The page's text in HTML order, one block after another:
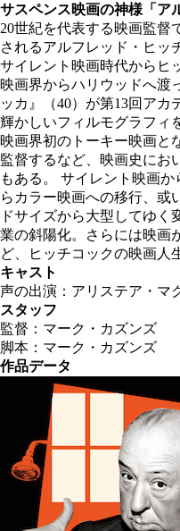
サスペンス映画の神様「ア
20世紀を代表する映画監督
されるアルフレッド・ヒッ
サイレント映画時代からヒ
映画界からハリウッドへ渡
ッカ』（40）が第13回アカ
輝かしいフィルモグラフィ
映画界初のトーキー映画と
監督するなど、映画史にお
もある。 サイレント映画
らカラー映画への移行、或
ドサイズから大型してゆ
業の斜陽化。さらには映画
ど、ヒッチコックの映画人
キャスト
声の出演：アリステア・マ
スタッフ
監督：マーク・カズンズ
脚本：マーク・カズンズ
作品データ